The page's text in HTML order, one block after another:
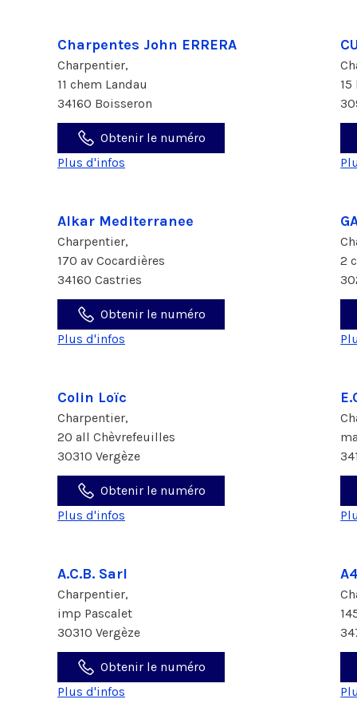
Charpentes John ERRERA
Charpentier,
11 chem Landau
34160 Boisseron
Obtenir le numéro
Plus d'infos
Alkar Mediterranee
Charpentier,
170 av Cocardières
34160 Castries
Obtenir le numéro
Plus d'infos
2
Colin Loïc
Charpentier,
20 all Chèvrefeuilles
30310 Vergèze
Obtenir le numéro
Plus d'infos
A.C.B. Sarl
Charpentier,
imp Pascalet
30310 Vergèze
Obtenir le numéro
Plus d'infos